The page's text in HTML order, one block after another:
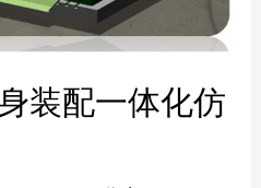
装配一体化仿